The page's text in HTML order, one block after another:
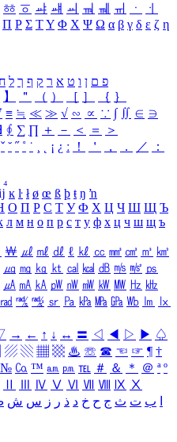
ㆅ ㆆ ㆇ ㆈ ㆉ ㆊ ㆋ ㆌ ㆍ
ㆎ
Π Ρ Σ ΤΥ Φ Χ Ψ Ω α β γ δ ε ζ η
פ ם ן ו ט א ר ק ף ך ל ח
】 ＂ （ ） ［ ］ ｛ ｝
≡ ≒ ≪ ≫ √ ∽ ∝ ∵ ∫ ∬ ∈ ∋
∮ ∑ ∏ ＋ － ＜ ＝
＞
ˇ ˘ ˝ ˚ ˙ ¸ ¡ ¿ ː ！ ＇ ， ． ／
：
₄
ĸ ŀ ł ø œ ß þ ŧ ŋ ŉ
О П Р С Т У Ф Х Ц Ч Ш Щ Ъ
л м н о п р с т у ф х ц ч ш щ ъ
￦ ㎕ ㎖ ㎗ ℓ ㎘ ㏄ ㎣ ㎤ ㎥ ㎦
㎍ ㎎ ㎏ ㏏ ㎈ ㎉ ㏈ ㎧ ㎨ ㎰
㎂ ㎃ ㎄ ㎺ ㎻ ㎽ ㎾ ㎿ ㎐ ㎑
㎭ ㎮ ㎯ ㏛ ㎩ ㎪ ㎫ ㎬ ㏝ ㏐
㏓
→ ← ↑ ↓ ↔ 〓 ◁ ◀ ▷ ▶ ♤
▨ ▧ ▦ ▩ ♨ ☏ ☎ ☜ ☞ ¶ †
№ ㏇ ™ ㏂ ㏘ ℡ ＃ ＆ ＊ ＠ ª º
Ⅳ Ⅴ Ⅵ Ⅶ Ⅷ Ⅸ Ⅹ
ب ت ث ج ح خ د ذ ر ز س ش